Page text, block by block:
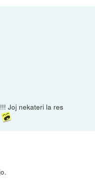
Joj nekateri la res